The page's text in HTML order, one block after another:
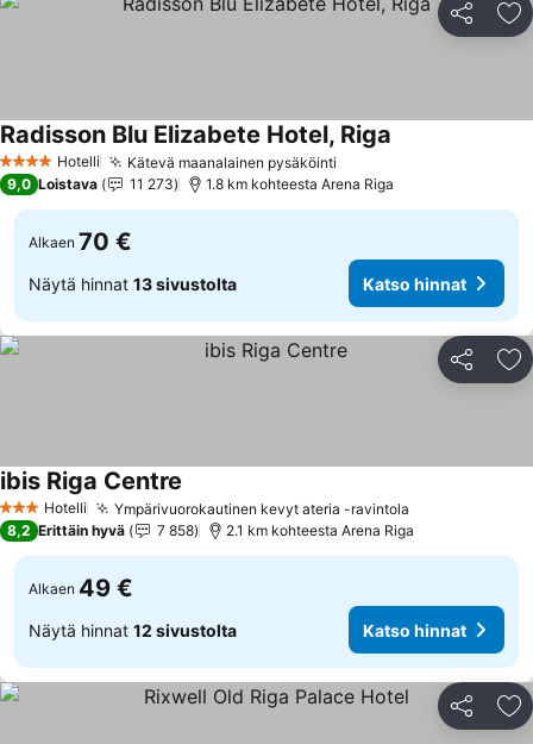
Jaa
4 Tähtiluokitus
Hotelli Kätevä maanalainen pysäköinti
Radisson Blu Elizabete Hotel, Riga
9,0 Loistava 11 273 1.8 km kohteesta Arena Riga
Alkaen 70 €
Näytä hinnat 13 sivustolta Katso hinnat
Jaa
3 Tähtiluokitus
Hotelli Ympärivuorokautinen kevyt ateria -ravintola
ibis Riga Centre
8,2 Erittäin hyvä 7 858 2.1 km kohteesta Arena Riga
Alkaen 49 €
Näytä hinnat 12 sivustolta Katso hinnat
Jaa